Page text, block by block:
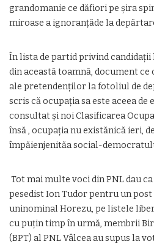
grandomanie ce dăfiori pe șira
miroase a ignoranțăde la
În lista de partid privind
din această toamnă, document
ale pretendenților la fotoliul de
scris că ocupația sa este aceea
consultat și noi Clasificarea
însă , ocupația nu existănică ieri,
împăienjenităa social-
Tot mai multe voci din PNL dau
pesedist Ion Tudor pentru un
uninominal Horezu, pe listele
cu puțin timp în urmă, membrii
(BPT) al PNL Vâlcea au supus la